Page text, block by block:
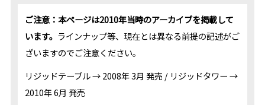
ご注意：本ページは2010年当時のアーカイブを掲載して
います。 ラインナップ等、現在とは異なる前提の記述がご
ざいますのでご注意ください。
リジッドテーブル → 2008年 3月 発売 / リジッドタワー →
2010年 6月 発売